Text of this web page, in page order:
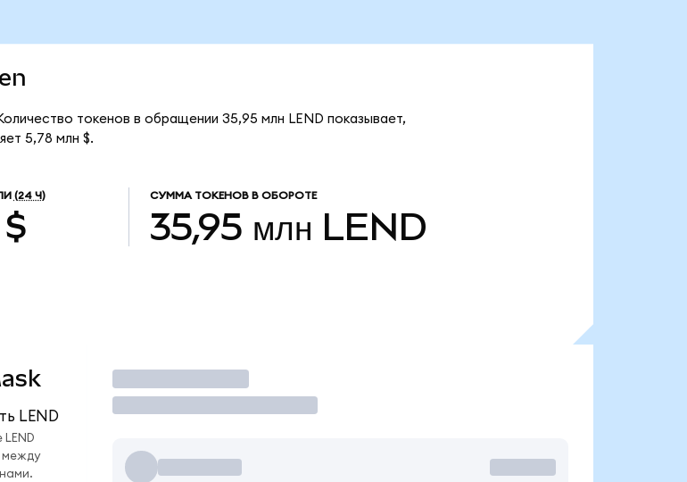
токенов в обращении 35,95 млн LEND показывает,
5,78 млн $.
(24 Ч) СУММА ТОКЕНОВ В ОБОРОТЕ
35,95 млн LEND
LEND
LEND
между
Торговать